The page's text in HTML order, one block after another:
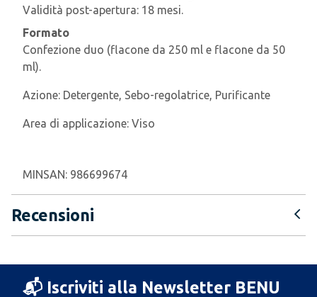
Validità post-apertura: 18 mesi.
Formato
Confezione duo (flacone da 250 ml e flacone da 50
ml).
Azione: Detergente, Sebo-regolatrice, Purificante
Area di applicazione: Viso
MINSAN: 986699674
Recensioni
📬 Iscriviti alla Newsletter BENU